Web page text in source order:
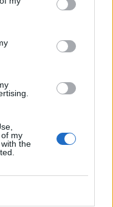
my
the
postal 08732
Callejero de